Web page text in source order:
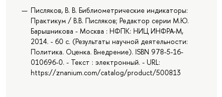
Писляков, В. В. Библиометрические индикаторы:
Практикум / В.В. Писляков; Редактор серии М.Ю.
Барышникова - Москва : НФПК: НИЦ ИНФРА-М,
2014. - 60 с. (Результаты научной деятельности:
Политика. Оценка. Внедрение). ISBN 978-5-16-
010696-0. - Текст : электронный. - URL:
https://znanium.com/catalog/product/500813